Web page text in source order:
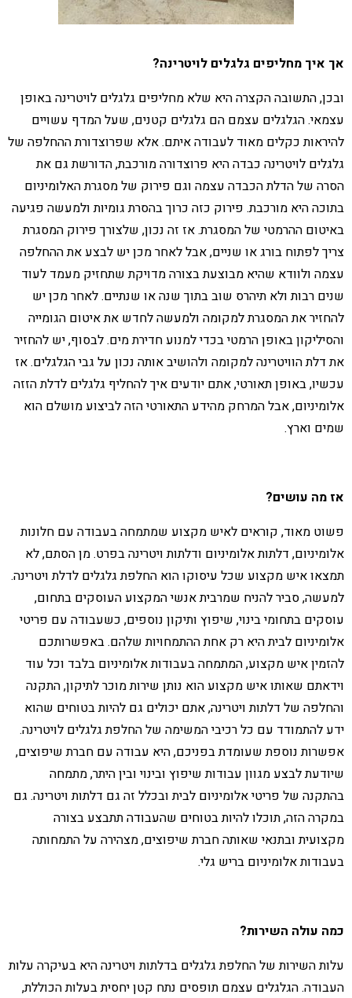
אך איך מחליפים גלגלים לויטרינה?
ובכן, התשובה הקצרה היא שלא מחליפים גלגלים לויטרינה באופן
עצמאי. הגלגלים עצמם הם גלגלים קטנים, שעל המדף עשויים
להיראות כקלים מאוד לעבודה איתם. אלא שפרוצדורת ההחלפה של
גלגלים לויטרינה כבדה היא פרוצדורה מורכבת, הדורשת גם את
הסרה של הדלת הכבדה עצמה וגם פירוק של מסגרת האלומיניום
בתוכה היא מורכבת. פירוק כזה כרוך בהסרת גומיות ולמעשה פגיעה
באיטום ההרמטי של המסגרת. אז זה נכון, שלצורך פירוק המסגרת
צריך לפתוח בורג או שניים, אבל לאחר מכן יש לבצע את ההחלפה
עצמה ולוודא שהיא מבוצעת בצורה מדויקת שתחזיק מעמד לעוד
שנים רבות ולא תיהרס שוב בתוך שנה או שנתיים. לאחר מכן יש
להחזיר את המסגרת למקומה ולמעשה לחדש את איטום הגומייה
והסיליקון באופן הרמטי בכדי למנוע חדירת מים. לבסוף, יש להחזיר
את דלת הוויטרינה למקומה ולהושיב אותה נכון על גבי הגלגלים. אז
עכשיו, באופן תאורטי, אתם יודעים איך להחליף גלגלים לדלת הזזה
אלומיניום, אבל המרחק מהידע התאורטי הזה לביצוע מושלם הוא
שמים וארץ.
אז מה עושים?
פשוט מאוד, קוראים לאיש מקצוע שמתמחה בעבודה עם חלונות
אלומיניום, דלתות אלומיניום ודלתות ויטרינה בפרט. מן הסתם, לא
תמצאו איש מקצוע שכל עיסוקו הוא החלפת גלגלים לדלת ויטרינה.
למעשה, סביר להניח שמרבית אנשי המקצוע העוסקים בתחום,
עוסקים בתחומי בינוי, שיפוץ ותיקון נוספים, כשעבודה עם פריטי
אלומיניום לבית היא רק אחת ההתמחויות שלהם. באפשרותכם
להזמין איש מקצוע, המתמחה בעבודות אלומיניום בלבד וכל עוד
וידאתם שאותו איש מקצוע הוא נותן שירות מוכר לתיקון, התקנה
והחלפה של דלתות ויטרינה, אתם יכולים גם להיות בטוחים שהוא
ידע להתמודד עם כל רכיבי המשימה של החלפת גלגלים לויטרינה.
אפשרות נוספת שעומדת בפניכם, היא עבודה עם חברת שיפוצים,
שיודעת לבצע מגוון עבודות שיפוץ ובינוי ובין היתר, מתמחה
בהתקנה של פריטי אלומיניום לבית ובכלל זה גם דלתות ויטרינה. גם
במקרה הזה, תוכלו להיות בטוחים שהעבודה תתבצע בצורה
מקצועית ובתנאי שאותה חברת שיפוצים, מצהירה על התמחותה
בעבודות אלומיניום בריש גלי.
כמה עולה השירות?
עלות השירות של החלפת גלגלים בדלתות ויטרינה היא בעיקרה עלות
העבודה. הגלגלים עצמם תופסים נתח קטן יחסית בעלות הכוללת,